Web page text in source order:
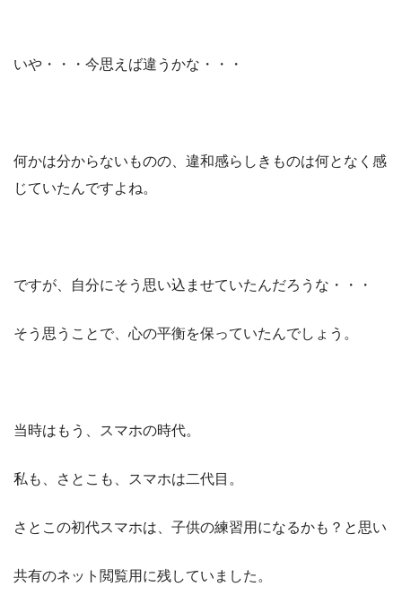
いや・・・今思えば違うかな・・・
何かは分からないものの、違和感らしきものは何となく感
じていたんですよね。
ですが、自分にそう思い込ませていたんだろうな・・・
そう思うことで、心の平衡を保っていたんでしょう。
当時はもう、スマホの時代。
私も、さとこも、スマホは二代目。
さとこの初代スマホは、子供の練習用になるかも？と思い
共有のネット閲覧用に残していました。